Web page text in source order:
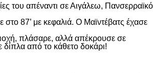
του απέναντι σε Αιγάλεω, Πανσερραϊκό
87’ με κεφαλιά. Ο Μαϊντέβατς έχασε
πλάσαρε, αλλά απέκρουσε σε
από το κάθετο δοκάρι!